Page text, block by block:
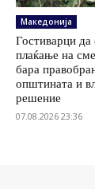
Македонија
Гостиварци
плаќање на
бара
општината и
решение
07.08.2026 23:36